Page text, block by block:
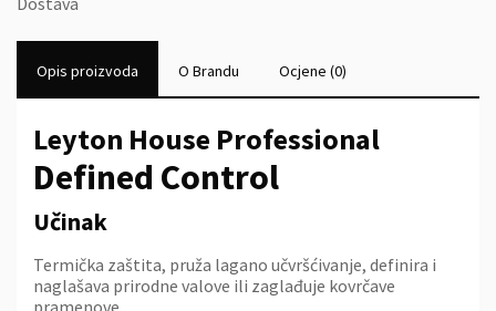
Opis proizvoda O Brandu Ocjene (0)
Leyton House Professional
Defined Control
Učinak
Termička zaštita, pruža lagano učvršćivanje, definira i
naglašava prirodne valove ili zaglađuje kovrčave
pramenove.